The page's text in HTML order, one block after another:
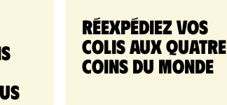
Réexpédiez vos
colis aux quatre
coins du monde